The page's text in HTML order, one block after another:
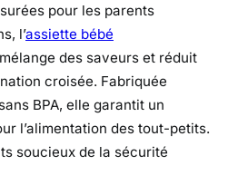
é
c
o
m
p
a
pour les parents
l’assiette bébé
des saveurs et réduit
croisée. Fabriquée
BPA, elle garantit un
l’alimentation des tout-petits.
soucieux de la sécurité